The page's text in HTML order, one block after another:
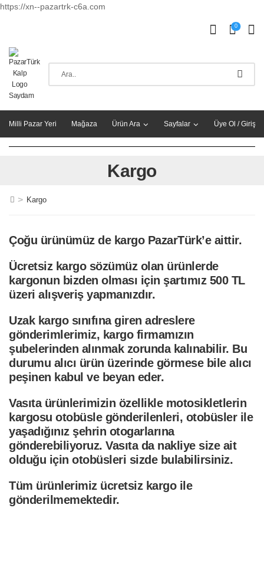
https://xn--pazartrk-c6a.com
0
Milli Pazar Yeri Mağaza Ürün Ara Sayfalar Üye Ol / Giriş
Kargo
> Kargo
Çoğu ürünümüz de kargo PazarTürk’e aittir.
Ücretsiz kargo sözümüz olan ürünlerde
kargonun bizden olması için şartımız 500 TL
üzeri alışveriş yapmanızdır.
Uzak kargo sınıfına giren adreslere
gönderimlerimiz, kargo firmamızın
şubelerinden alınmak zorunda kalınabilir. Bu
durumu alıcı ürün üzerinde görmese bile alıcı
peşinen kabul ve beyan eder.
Vasıta ürünlerimizin özellikle motosikletlerin
kargosu otobüsle gönderilenleri, otobüsler ile
yaşadığınız şehrin otogarlarına
gönderebiliyoruz. Vasıta da nakliye size ait
olduğu için otobüsleri sizde bulabilirsiniz.
Tüm ürünlerimiz ücretsiz kargo ile
gönderilmemektedir.